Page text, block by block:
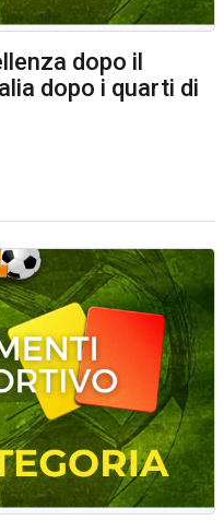
dopo il
dopo i quarti di